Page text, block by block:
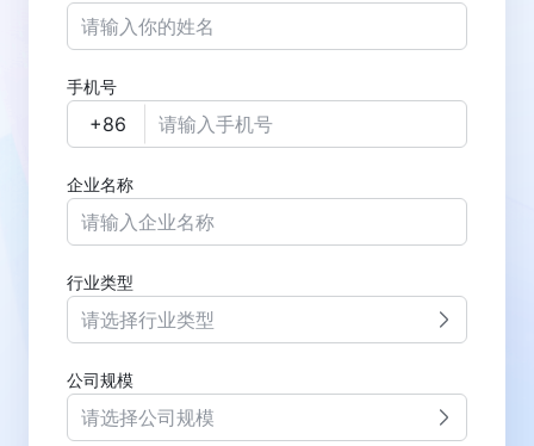
手机号
企业名称
行业类型
请选择行业类型
公司规模
请选择公司规模